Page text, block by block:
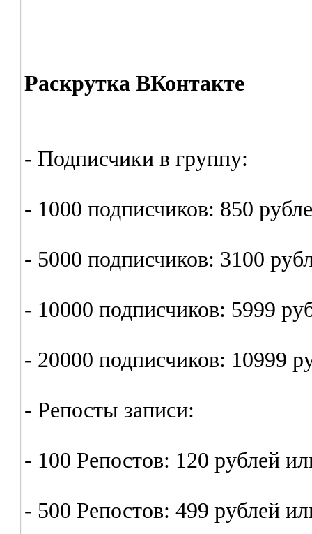
Раскрутка ВКонтакте
- Подписчики в группу:
- 1000 подписчиков: 850
- 5000 подписчиков: 3100
- 10000 подписчиков: 5999
- 20000 подписчиков: 10999
- Репосты записи:
- 100 Репостов: 120 рублей
- 500 Репостов: 499 рублей